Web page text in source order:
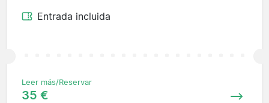
Entrada incluida
Leer más/Reservar
35 €